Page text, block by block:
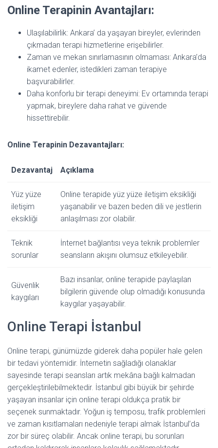
Online Terapinin Avantajları:
Ulaşılabilirlik: Ankara’ da yaşayan bireyler, evlerinden
çıkmadan terapi hizmetlerine erişebilirler.
Zaman ve mekan sınırlamasının olmaması: Ankara’da
ikamet edenler, istedikleri zaman terapiye
başvurabilirler.
Daha konforlu bir terapi deneyimi: Ev ortamında terapi
yapmak, bireylere daha rahat ve güvende
hissettirebilir.
Online Terapinin Dezavantajları:
Dezavantaj Açıklama
Yüz yüze
iletişim
eksikliği
Online terapide yüz yüze iletişim eksikliği
yaşanabilir ve bazen beden dili ve jestlerin
anlaşılması zor olabilir.
Teknik
sorunlar
İnternet bağlantısı veya teknik problemler
seansların akışını olumsuz etkileyebilir.
Güvenlik
kaygıları
Bazı insanlar, online terapide paylaşılan
bilgilerin güvende olup olmadığı konusunda
kaygılar yaşayabilir.
Online Terapi İstanbul
Online terapi, günümüzde giderek daha popüler hale gelen
bir tedavi yöntemidir. İnternetin sağladığı olanaklar
sayesinde terapi seansları artık mekâna bağlı kalmadan
gerçekleştirilebilmektedir. İstanbul gibi büyük bir şehirde
yaşayan insanlar için online terapi oldukça pratik bir
seçenek sunmaktadır. Yoğun iş temposu, trafik problemleri
ve zaman kısıtlamaları nedeniyle terapi almak İstanbul’da
zor bir süreç olabilir. Ancak online terapi, bu sorunları